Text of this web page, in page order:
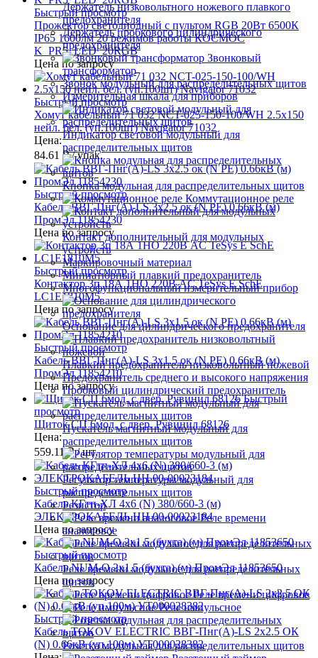
Держатель низковольтного ножевого плавкого
предохранителя
Держатель пробкового цилиндрического
предохранителя
Звонковый
трансформатор
Звонок модульный для распределительных щитов
Измерительная шкала для приборов
Индикатор световой модульный для
распределительных щитов
Кнопка модульная для распределительных щитов
Коммутационное реле
Контакт дополнительный для модульных
устройств
Маркировочный материал
Миниатюрный плавкий предохранитель
Многофункциональный измерительный прибор
Основание для цилиндрического предохранителя
Плавкий предохранитель низковольтный ножевой
Предохранитель среднего и высокого напряжения
Пробковый цилиндрический предохранитель
Пускатель магнитный модульный для
распределительных щитов
Регулятор температуры модульный для
распределительных щитов
Резистор
Реле времени
аналоговое
Реле времени модульное для распределительных
щитов
Реле времени цифровое
Реле импульсное
Розетка модульная для распределительных щитов
Быстрый просмотр
Прожектор светодиодный с пультом RGB 20Вт 6500К
IP65 1600лм 20 режимов работы КОСМОС
K_PR5_LED_20RGB
Цена по запросу
Быстрый просмотр
Хомут кабельный 71 032 NCT-025-150-100/WH 2.5х150
нейл. бел. (уп.100шт) Navigator 71032
Цена:
84.61 ₽/ упак.
Быстрый просмотр
Кабель ВВГ-Пнг(А)-LS 3х2.5 ок (N PE) 0.66кВ (м)
ПромЭл 11854230
Цена по запросу
Быстрый просмотр
Контактор 3п 18А 1НО 220В AC TeSys E SchE
LC1E1810M5
Цена по запросу
Быстрый просмотр
Кабель ВВГ-Пнг(А)-LS 3х1.5 ок (N PE) 0.66кВ (м)
ПромЭл 11854210
Цена по запросу
Быстрый
просмотр
Щиток СП 6мод. с двер. Рувинил 68126
Цена:
559.11 ₽/ шт.
Быстрый просмотр
Кабель КГтп-ХЛ 4х6 (N) 380/660-3 (м)
ЭЛЕКТРОКАБЕЛЬ НН 00-00023184
Цена по запросу
Быстрый просмотр
Кабель NUM-О 2х1.5 (бухта) (м) ПромЭл 11853650
Цена по запросу
Быстрый просмотр
Кабель TOKOV ELECTRIC ВВГ-Пнг(А)-LS 2х2.5 ОК
(N) 0.66кВ (уп.100м) УТ000028382